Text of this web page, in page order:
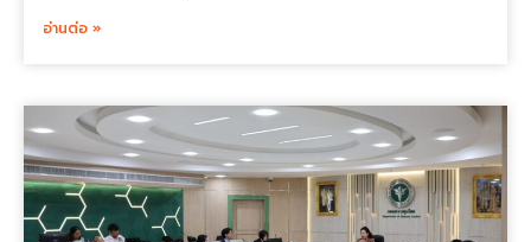
อ่านต่อ »